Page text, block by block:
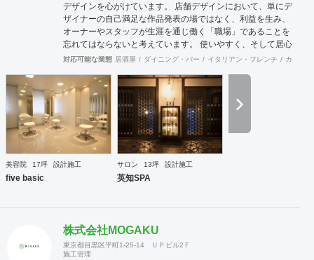
デザインを心がけています。 店舗デザインにおいて、単にデ
ザイナーの自己満足な作品発表の場ではなく、利益を生み、
オーナーやスタッフが生涯を通じ働く「職場」であることを
忘れてはならないと考えています。 使いやすく、そして居心
地がよく、時代の流れに左右されない強さを持った店舗デザ
業と開業コンサルティング事業をそなえており、テナント・
出店地選びや資金調達から実践に基づいたサポートが可能で
す。 まずはお気軽に、ご相談ください。
対応可能な業態 居酒屋 ダイニング・バー イタリアン・フレンチ カフェ
美容院 17坪 設計施工
five basic
サロン 13坪 設計施工
英知SPA
株式会社MOGAKU
東京都目黒区平町1-25-14 ＵＰビル2Ｆ
施工管理